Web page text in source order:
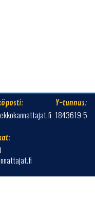
Y-tunnus:
1843619-5